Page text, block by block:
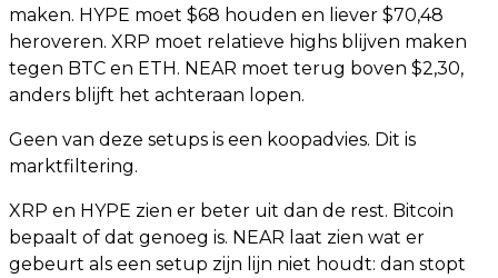
maken. HYPE moet $68 houden en liever $70,48
heroveren. XRP moet relatieve highs blijven maken
tegen BTC en ETH. NEAR moet terug boven $2,30,
anders blijft het achteraan lopen.
Geen van deze setups is een koopadvies. Dit is
marktfiltering.
XRP en HYPE zien er beter uit dan de rest. Bitcoin
bepaalt of dat genoeg is. NEAR laat zien wat er
gebeurt als een setup zijn lijn niet houdt: dan stopt